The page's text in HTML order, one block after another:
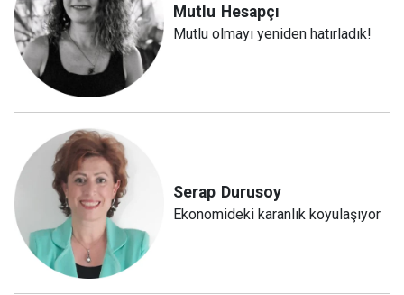
Mutlu Hesapçı
Mutlu olmayı yeniden hatırladık!
Serap Durusoy
Ekonomideki karanlık koyulaşıyor